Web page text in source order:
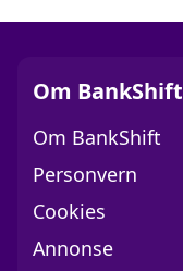
Om BankShift
Om BankShift
Personvern
Cookies
Annonse